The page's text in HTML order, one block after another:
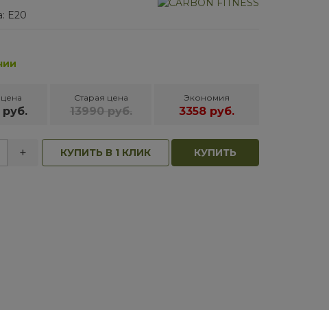
E20
руб.
Старая цена
13990 руб.
Экономия
3358 руб.
+ КУПИТЬ В 1 КЛИК КУПИТЬ